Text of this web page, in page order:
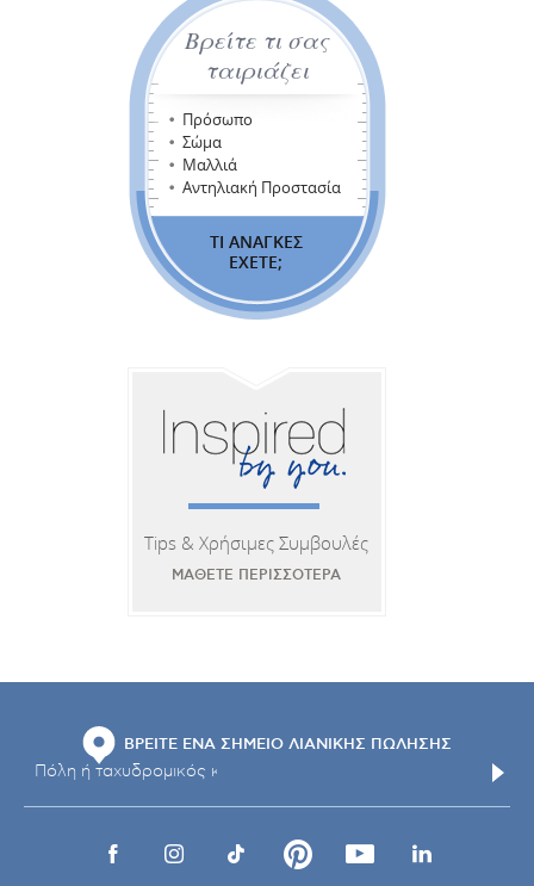
Βρείτε τι σας
ταιριάζει
Πρόσωπο
Σώμα
Μαλλιά
Αντηλιακή Προστασία
ΤΙ ΑΝΑΓΚΕΣ
ΕΧΕΤΕ;
Tips & Χρήσιμες Συμβουλές
ΜΑΘΕΤΕ ΠΕΡΙΣΣΟΤΕΡΑ
ΒΡΕΙΤΕ ΕΝΑ ΣΗΜΕΙΟ ΛΙΑΝΙΚΗΣ ΠΩΛΗΣΗΣ